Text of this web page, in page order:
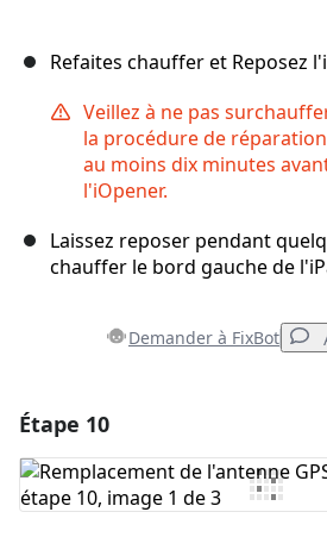
Refaites chauffer et Reposez
Veillez à ne pas
la procédure de
au moins dix minutes
l'iOpener.
Laissez reposer pendant
chauffer le bord gauche de
Demander à FixBot
Ajouter un commentaire
Étape 10